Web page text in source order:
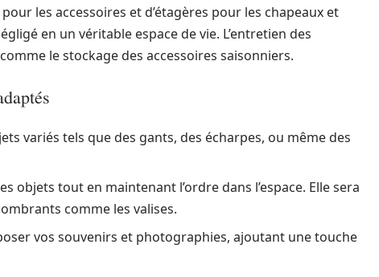
les accessoires et d’étagères pour les chapeaux et
en un véritable espace de vie. L’entretien des
le stockage des accessoires saisonniers.
variés tels que des gants, des écharpes, ou même des
objets tout en maintenant l’ordre dans l’espace. Elle sera
comme les valises.
vos souvenirs et photographies, ajoutant une touche